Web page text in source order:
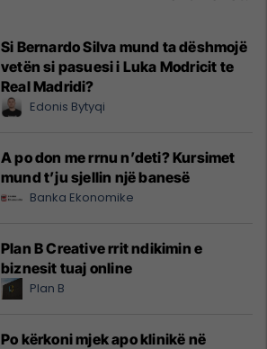
Si Bernardo Silva mund ta dëshmojë
vetën si pasuesi i Luka Modricit te
Real Madridi?
Edonis Bytyqi
A po don me rrnu n’deti? Kursimet
mund t’ju sjellin një banesë
Banka Ekonomike
Plan B Creative rrit ndikimin e
biznesit tuaj online
Plan B
Po kërkoni mjek apo klinikë në